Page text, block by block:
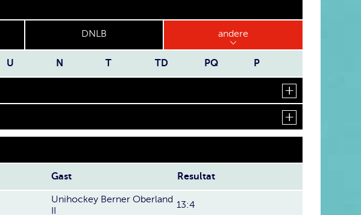
DNLB andere
U N T TD PQ P
Gast Resultat
Unihockey Berner Oberland
II
13:4